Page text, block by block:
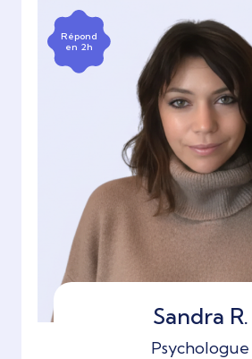
Répond
en 2h
Sandra R.
Psychologue